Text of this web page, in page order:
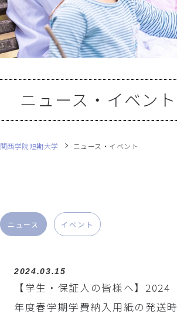
ニュース・イベント
関西学院短期大学 ニュース・イベント
ニュース イベント
2024.03.15
【学生・保証人の皆様へ】2024
年度春学期学費納入用紙の発送時